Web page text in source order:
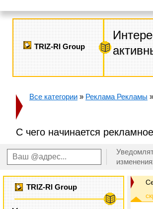
TRIZ-RI Group
Все категории » Реклама Рекламы »
C чего начинается
TRIZ-RI Group